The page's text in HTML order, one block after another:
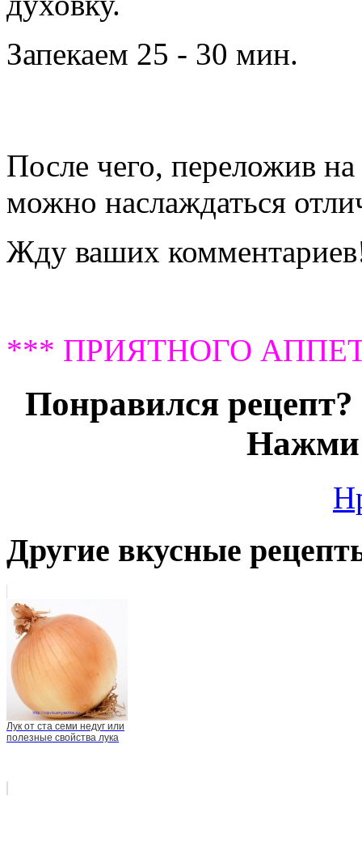
Запекаем 25 - 30 мин.
После чего, переложив
можно наслаждаться
Жду ваших
*** ПРИЯТНОГО
Понравился
Нажми
Другие вкусные
Лук от ста семи недуг или
полезные свойства лука